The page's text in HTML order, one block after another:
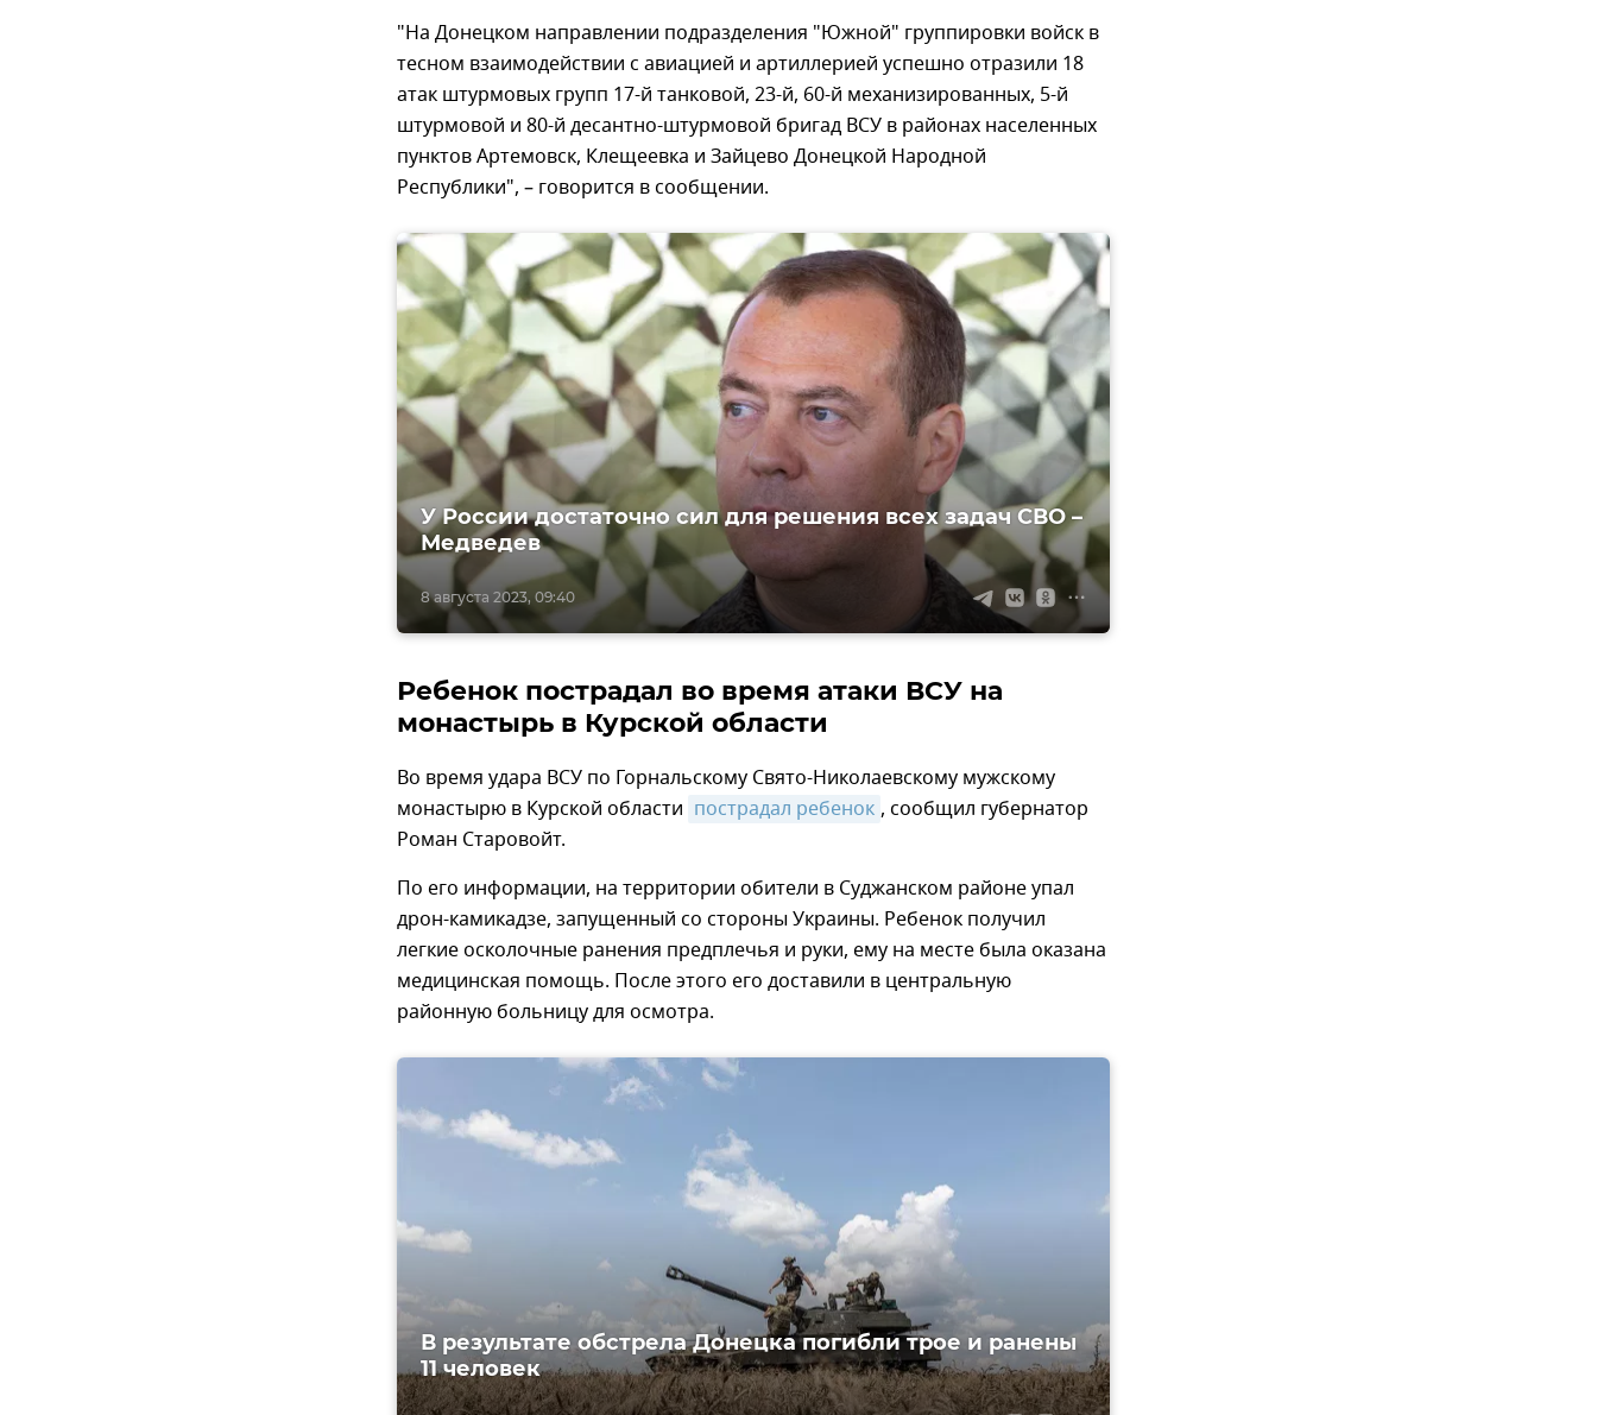
"На Донецком направлении подразделения "Южной" группировки войск в
тесном взаимодействии с авиацией и артиллерией успешно отразили 18
атак штурмовых групп 17-й танковой, 23-й, 60-й механизированных, 5-й
штурмовой и 80-й десантно-штурмовой бригад ВСУ в районах населенных
пунктов Артемовск, Клещеевка и Зайцево Донецкой Народной
Республики", – говорится в сообщении.
8 августа 2023, 09:40
У России достаточно сил для решения всех задач СВО –
Медведев
Ребенок пострадал во время атаки ВСУ на
монастырь в Курской области
Во время удара ВСУ по Горнальскому Свято-Николаевскому мужскому
монастырю в Курской области пострадал ребенок , сообщил губернатор
Роман Старовойт.
По его информации, на территории обители в Суджанском районе упал
дрон-камикадзе, запущенный со стороны Украины. Ребенок получил
легкие осколочные ранения предплечья и руки, ему на месте была оказана
медицинская помощь. После этого его доставили в центральную
районную больницу для осмотра.
В результате обстрела Донецка погибли трое и ранены
11 человек